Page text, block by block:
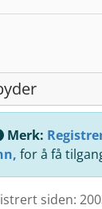
Merk:
for å få
siden: